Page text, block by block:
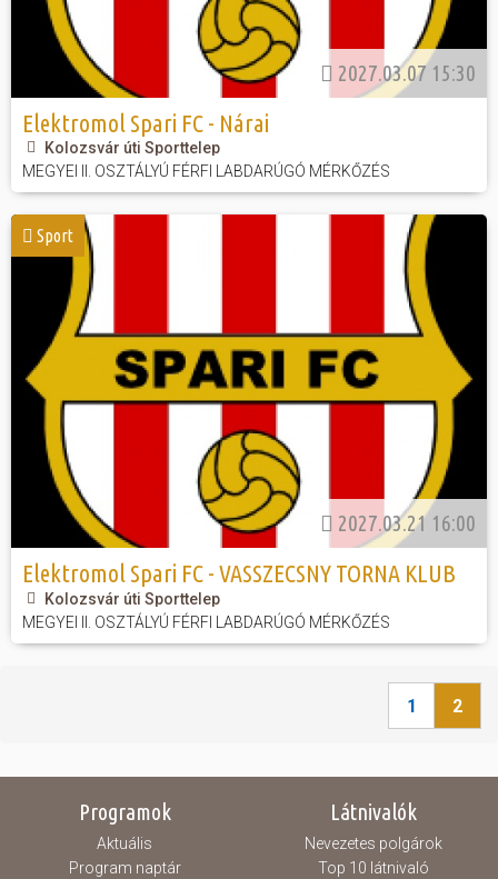
2027.03.07 15:30
Elektromol Spari FC - Nárai
Kolozsvár úti Sporttelep
MEGYEI II. OSZTÁLYÚ FÉRFI LABDARÚGÓ MÉRKŐZÉS
Sport
2027.03.21 16:00
Elektromol Spari FC - VASSZECSNY TORNA KLUB
Kolozsvár úti Sporttelep
MEGYEI II. OSZTÁLYÚ FÉRFI LABDARÚGÓ MÉRKŐZÉS
1 2
Programok
Aktuális
Program naptár
Látnivalók
Nevezetes polgárok
Top 10 látnivaló